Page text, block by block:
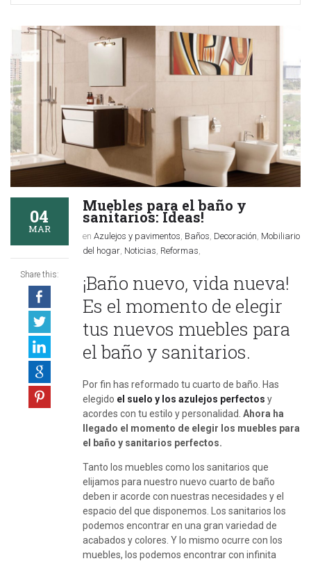
04
MAR
Share this:
Muebles para el baño y
sanitarios: Ideas!
en Azulejos y pavimentos Baños Decoración Mobiliario
del hogar, Noticias Reformas
¡Baño nuevo, vida nueva!
Es el momento de elegir
tus nuevos muebles para
el baño y sanitarios.
Por fin has reformado tu cuarto de baño. Has
elegido el suelo y los azulejos perfectos y
acordes con tu estilo y personalidad. Ahora ha
llegado el momento de elegir los muebles para
el baño y sanitarios perfectos.
Tanto los muebles como los sanitarios que
elijamos para nuestro nuevo cuarto de baño
deben ir acorde con nuestras necesidades y el
espacio del que disponemos. Los sanitarios los
podemos encontrar en una gran variedad de
acabados y colores. Y lo mismo ocurre con los
muebles, los podemos encontrar con infinita